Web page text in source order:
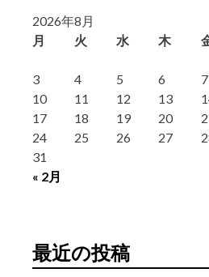
2026年8月
月
火 水 木
« 2月
3
4 5 6 7
10
11 12 13
17
18 19 20
24
25 26 27
31
最近の投稿